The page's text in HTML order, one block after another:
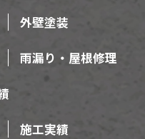
外壁塗装
雨漏り・屋根修理
施工実績